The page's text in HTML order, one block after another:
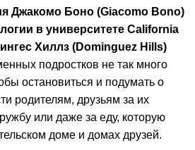
Джакомо Боно (Giacomo Bono)
в университете California
Хиллз (Dominguez Hills)
подростков не так много
остановиться и подумать о
родителям, друзьям за их
или даже за еду, которую
доме и домах друзей.